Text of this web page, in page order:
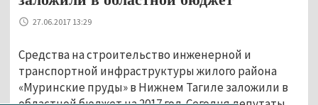
27.06.2017 13:29
Средства на строительство инженерной и
транспортной инфраструктуры жилого района
«Муринские пруды» в Нижнем Тагиле заложили в